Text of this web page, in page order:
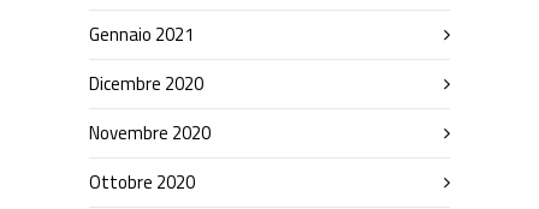
Gennaio 2021
Dicembre 2020
Novembre 2020
Ottobre 2020